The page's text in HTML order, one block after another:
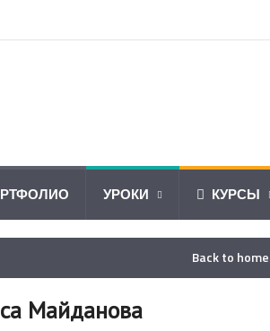
УРОКИ КУРСЫ
Back to
Майданова